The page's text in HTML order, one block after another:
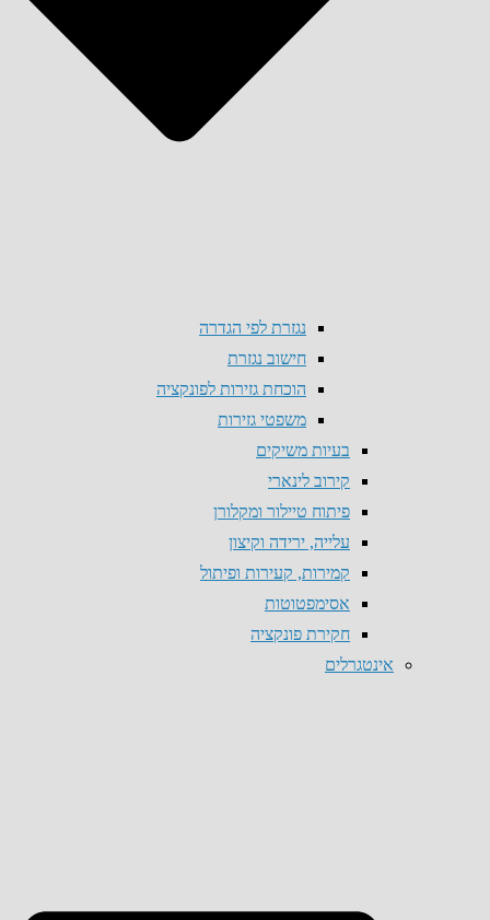
נגזרת לפי הגדרה
חישוב נגזרת
הוכחת גזירות לפונקציה
משפטי גזירות
בעיות משיקים
קירוב לינארי
פיתוח טיילור ומקלורן
עלייה, ירידה וקיצון
קמירות, קעירות ופיתול
אסימפטוטות
חקירת פונקציה
אינטגרלים